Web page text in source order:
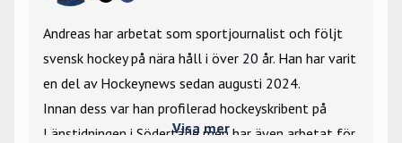
Andreas har arbetat som sportjournalist och följt
svensk hockey på nära håll i över 20 år. Han har varit
en del av Hockeynews sedan augusti 2024.
Innan dess var han profilerad hockeyskribent på
Länstidningen i Södertälje men har även arbetat för
Visa mer